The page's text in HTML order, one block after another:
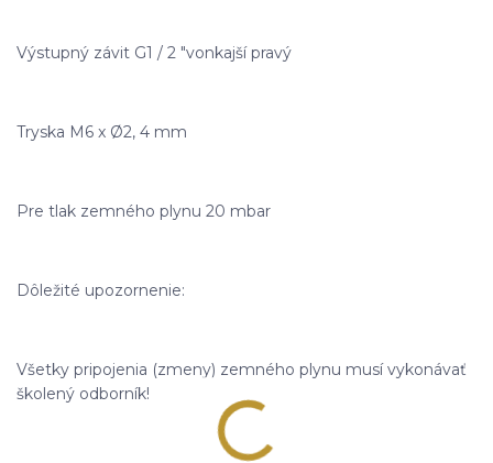
Výstupný závit G1 / 2 "vonkajší pravý
Tryska M6 x Ø2, 4 mm
Pre tlak zemného plynu 20 mbar
Dôležité upozornenie:
Všetky pripojenia (zmeny) zemného plynu musí vykonávať
školený odborník!